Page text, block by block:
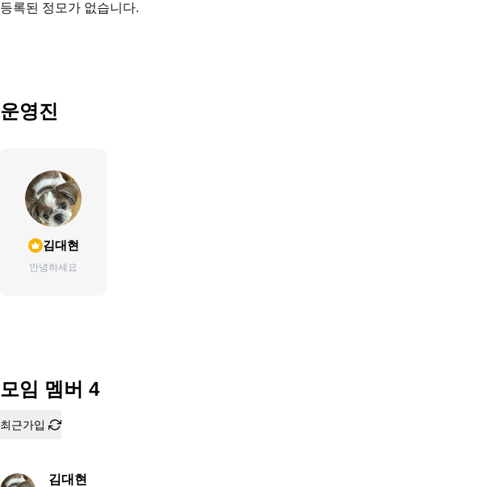
등록된 정모가 없습니다.
운영진
김대현
안녕하세요
모임 멤버 4
최근가입
김대현